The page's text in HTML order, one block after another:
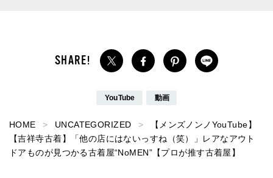
YouTube 動画
HOME UNCATEGORIZED
【メンズノンノYouTube】
【吉祥寺古着】「他の店にはないっすね（笑）」レアなアウト
ドアものが見つかる古着屋“NoMEN”【プロが推す古着屋】